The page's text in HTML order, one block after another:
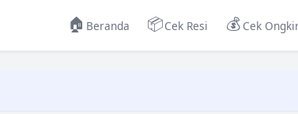
🏠 Beranda 📦Cek Resi 💰 Cek